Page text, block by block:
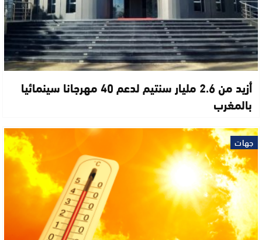
أزيد من 2.6 مليار سنتيم لدعم 40 مهرجانا سينمائيا
بالمغرب
جهات